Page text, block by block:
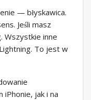
— błyskawica.
Jeśli masz
Wszystkie inne
To jest w
jak i na